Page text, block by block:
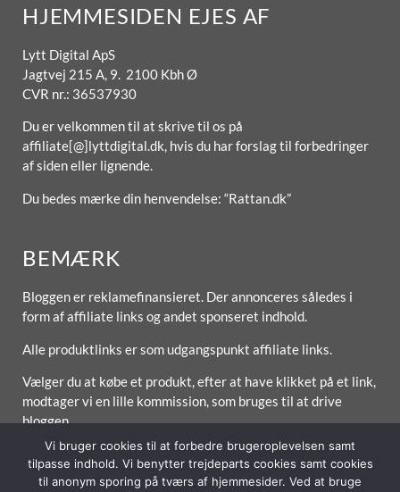
HJEMMESIDEN EJES AF
Lytt Digital ApS
Jagtvej 215 A, 9. 2100 Kbh Ø
CVR nr.: 36537930
Du er velkommen til at skrive til os på
affiliate[@]lyttdigital.dk, hvis du har forslag til forbedringer
af siden eller lignende.
Du bedes mærke din henvendelse: “Rattan.dk”
BEMÆRK
Bloggen er reklamefinansieret. Der annonceres således i
form af affiliate links og andet sponseret indhold.
Alle produktlinks er som udgangspunkt affiliate links.
Vælger du at købe et produkt, efter at have klikket på et link,
modtager vi en lille kommission, som bruges til at drive
bloggen.
Vi bruger cookies til at forbedre brugeroplevelsen samt
tilpasse indhold. Vi benytter trejdeparts cookies samt cookies
til anonym sporing på tværs af hjemmesider. Ved at bruge